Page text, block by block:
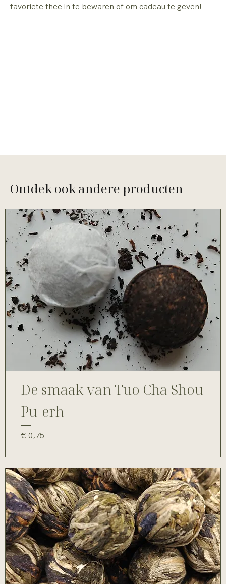
favoriete thee in te bewaren of om cadeau te geven!
Ontdek ook andere producten
De smaak van Tuo Cha Shou
Pu-erh
Prijs
€ 0,75